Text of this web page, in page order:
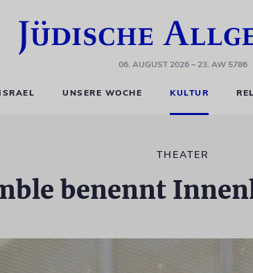
06. AUGUST 2026– 23. AW 5786
UNSERE WOCHE KULTUR
THEATER
benennt